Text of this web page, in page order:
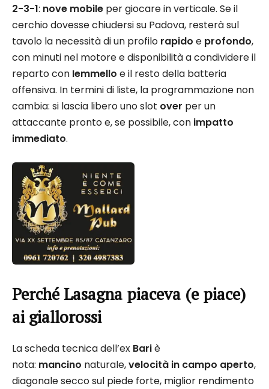
2-3-1: nove mobile per giocare in verticale. Se il
cerchio dovesse chiudersi su Padova, resterà sul
tavolo la necessità di un profilo rapido e profondo,
con minuti nel motore e disponibilità a condividere il
reparto con Iemmello e il resto della batteria
offensiva. In termini di liste, la programmazione non
cambia: si lascia libero uno slot over per un
attaccante pronto e, se possibile, con impatto
immediato.
Perché Lasagna piaceva (e piace)
ai giallorossi
La scheda tecnica dell’ex Bariè
nota: mancino naturale,velocità in campo aperto,
diagonale secco sul piede forte, miglior rendimento